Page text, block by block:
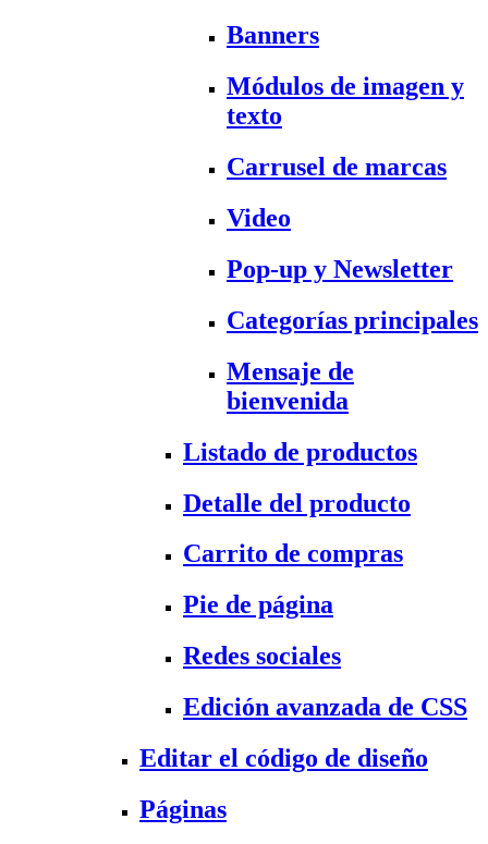
Banners
Módulos de imagen y
texto
Carrusel de marcas
Video
Pop-up y Newsletter
Categorías principales
Mensaje de
bienvenida
Listado de productos
Detalle del producto
Carrito de compras
Pie de página
Redes sociales
Edición avanzada de CSS
Editar el código de diseño
Páginas